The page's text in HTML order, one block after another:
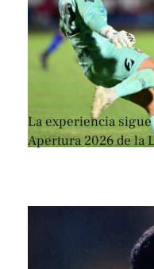
La experiencia
Apertura 2026 de la